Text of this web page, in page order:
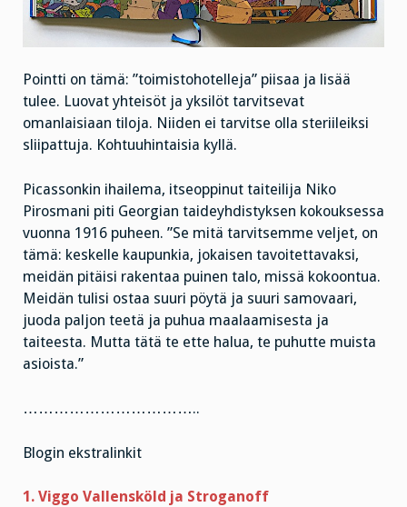
Pointti on tämä: ”toimistohotelleja” piisaa ja lisää
tulee. Luovat yhteisöt ja yksilöt tarvitsevat
omanlaisiaan tiloja. Niiden ei tarvitse olla steriileiksi
sliipattuja. Kohtuuhintaisia kyllä.
Picassonkin ihailema, itseoppinut taiteilija Niko
Pirosmani piti Georgian taideyhdistyksen kokouksessa
vuonna 1916 puheen. ”Se mitä tarvitsemme veljet, on
tämä: keskelle kaupunkia, jokaisen tavoitettavaksi,
meidän pitäisi rakentaa puinen talo, missä kokoontua.
Meidän tulisi ostaa suuri pöytä ja suuri samovaari,
juoda paljon teetä ja puhua maalaamisesta ja
taiteesta. Mutta tätä te ette halua, te puhutte muista
asioista.”
……………………………..
Blogin ekstralinkit
1. Viggo Vallensköld ja Stroganoff